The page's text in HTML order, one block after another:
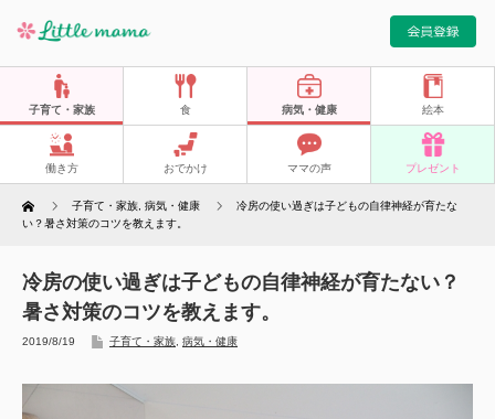
子育て・家族 食 病気・健康 絵本
働き方 おでかけ ママの声 プレゼント
Home 子育て・家族 病気・健康
冷房の使い過ぎは子どもの自律神経が育たな
い？暑さ対策のコツを教えます。
冷房の使い過ぎは子どもの自律神経が育たない？
暑さ対策のコツを教えます。
2019/8/19 子育て・家族 病気・健康